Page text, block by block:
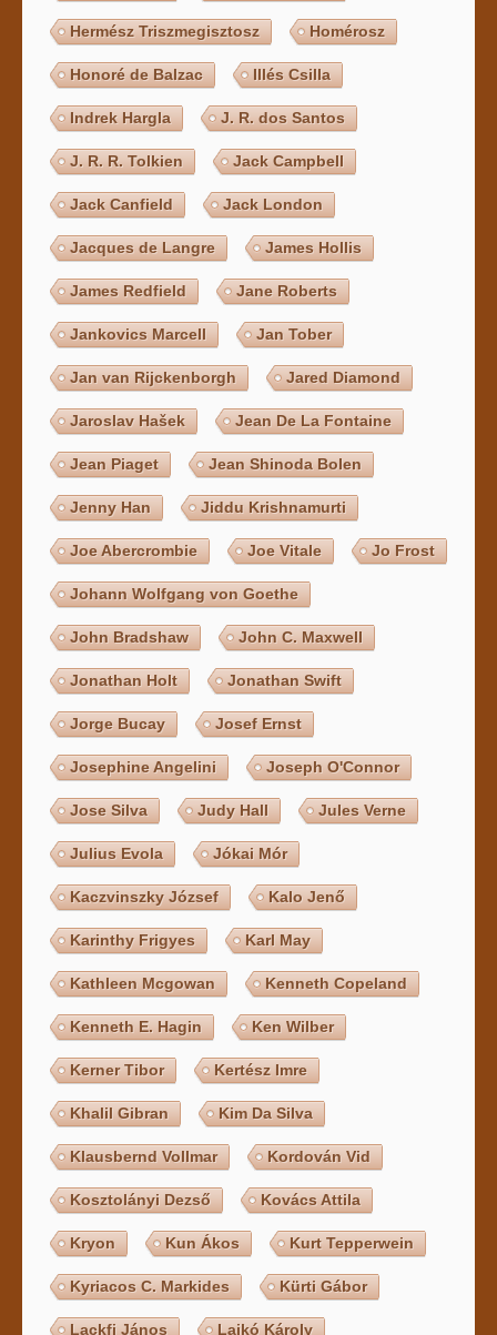
Hermész Triszmegisztosz Homérosz
Honoré de Balzac Illés Csilla
Indrek Hargla J. R. dos Santos
J. R. R. Tolkien Jack Campbell
Jack Canfield Jack London
Jacques de Langre James Hollis
James Redfield Jane Roberts
Jankovics Marcell Jan Tober
Jan van Rijckenborgh Jared Diamond
Jaroslav Hašek Jean De La Fontaine
Jean Piaget Jean Shinoda Bolen
Jenny Han Jiddu Krishnamurti
Joe Abercrombie Joe Vitale Jo Frost
Johann Wolfgang von Goethe
John Bradshaw John C. Maxwell
Jonathan Holt Jonathan Swift
Jorge Bucay Josef Ernst
Josephine Angelini Joseph O'Connor
Jose Silva Judy Hall Jules Verne
Julius Evola Jókai Mór
Kaczvinszky József Kalo Jenő
Karinthy Frigyes Karl May
Kathleen Mcgowan Kenneth Copeland
Kenneth E. Hagin Ken Wilber
Kerner Tibor Kertész Imre
Khalil Gibran Kim Da Silva
Klausbernd Vollmar Kordován Vid
Kosztolányi Dezső Kovács Attila
Kryon Kun Ákos Kurt Tepperwein
Kyriacos C. Markides Kürti Gábor
Lackfi János Lajkó Károly